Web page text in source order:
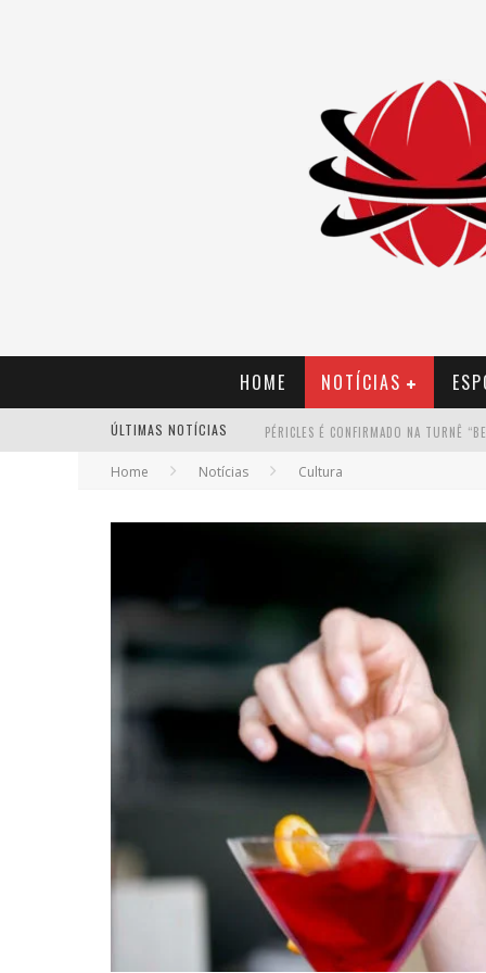
HOME NOTÍCIAS
ÚLTIMAS NOTÍCIAS
YAN TRAZ A TURNÊ NACIONAL DO
Home Notícias Cultura